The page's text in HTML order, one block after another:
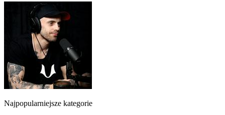
Najpopularniejsze kategorie